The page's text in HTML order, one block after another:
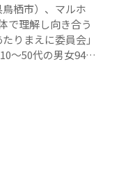
栖市）、マルホ
で理解し向き合う
りまえに委員会」
～50代の男女94…